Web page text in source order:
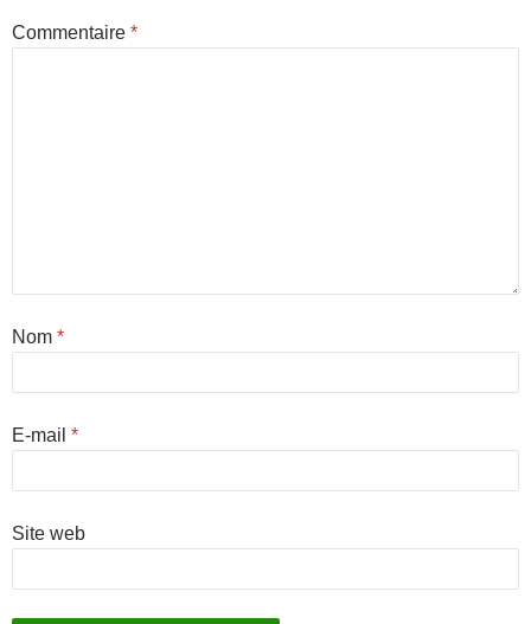
Commentaire *
Nom *
E-mail *
Site web